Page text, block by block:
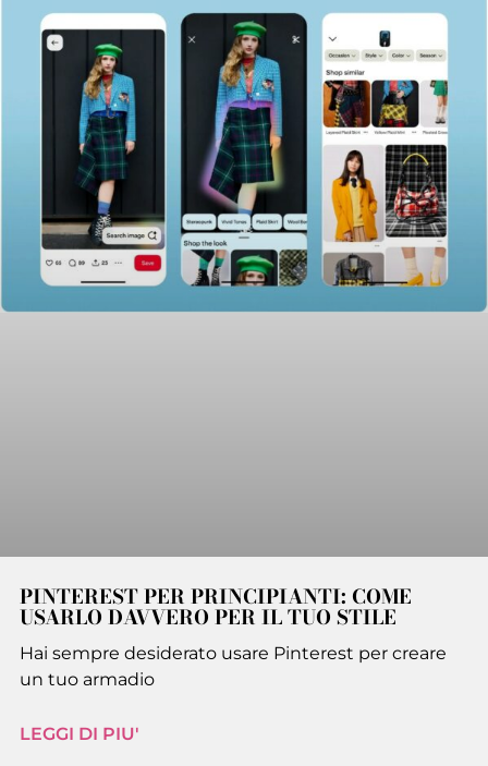
PINTEREST PER PRINCIPIANTI: COME
USARLO DAVVERO PER IL TUO STILE
Hai sempre desiderato usare Pinterest per creare
un tuo armadio
LEGGI DI PIU'